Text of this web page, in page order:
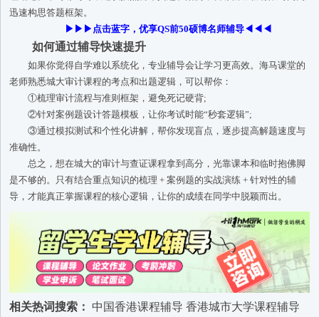
迅速构思答题框架。
▶▶▶点击蓝字，优享QS前50硕博名师辅导◀◀◀
如何通过辅导快速提升
如果你觉得自学难以系统化，专业辅导会让学习更高效。海马课堂的
老师熟悉城大审计课程的考点和出题逻辑，可以帮你：
①梳理审计流程与准则框架，避免死记硬背;
②针对案例题设计答题模板，让你考试时能“秒套逻辑”;
③通过模拟测试和个性化讲解，帮你发现盲点，逐步提高解题速度与
准确性。
总之，想在城大的审计与查证课程拿到高分，光靠课本和临时抱佛脚
是不够的。只有结合重点知识的梳理 + 案例题的实战演练 + 针对性的辅
导，才能真正掌握课程的核心逻辑，让你的成绩在同学中脱颖而出。
相关热词搜索： 中国香港课程辅导 香港城市大学课程辅导